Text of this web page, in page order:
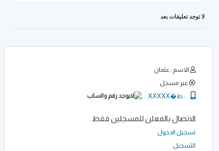
لا توجد تعليقات بعد
الاسم : عثمان
غير مسجل
: ط�XXXXX
الاتصال بالمعلن للمسجلين فقط.
تسجيل الدخول
التسجيل